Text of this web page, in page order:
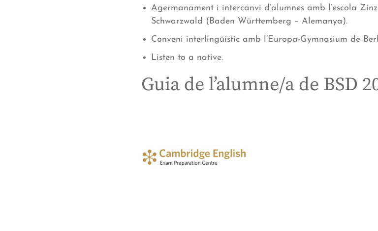
Agermanament i intercanvi d’alumnes amb l’escola
Schwarzwald (Baden Württemberg – Alemanya).
Conveni interlingüístic amb l’Europa-Gymnasium de
Listen to a native.
Guia de l’alumne/a de BSD